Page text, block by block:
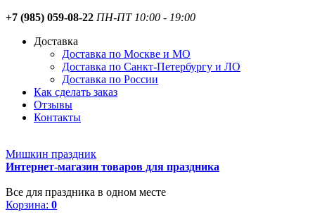
+7 (985) 059-08-22 ПН-ПТ 10:00 - 19:00
Доставка
Доставка по Москве и МО
Доставка по Санкт-Петербургу и ЛО
Доставка по России
Как сделать заказ
Отзывы
Контакты
Мишкин праздник
Интернет-магазин товаров для праздника
Все для праздника в одном месте
Корзина: 0